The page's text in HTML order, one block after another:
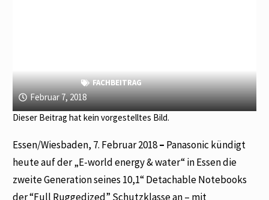
FACHBEITRAG
Februar 7, 2018
Dieser Beitrag hat kein vorgestelltes Bild.
Essen/Wiesbaden, 7. Februar 2018– Panasonic kündigt
heute auf der „E-world energy & water“ in Essen die
zweite Generation seines 10,1“ Detachable Notebooks
der “Full Ruggedized” Schutzklasse an – mit